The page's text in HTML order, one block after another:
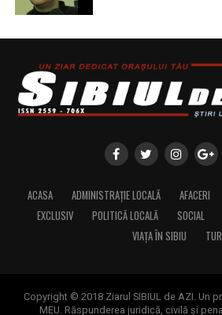
ACASA ADMINISTRAȚIE LOCALĂ AFACERI
EXCLUSIV
POLITICĂ LOCALĂ SOCIAL
VIAȚA ÎN SIBIU
Copyright © 2018 Ziarul SIBIUL de AZI. Un
MEU. Răspunderea juridică, civilă și